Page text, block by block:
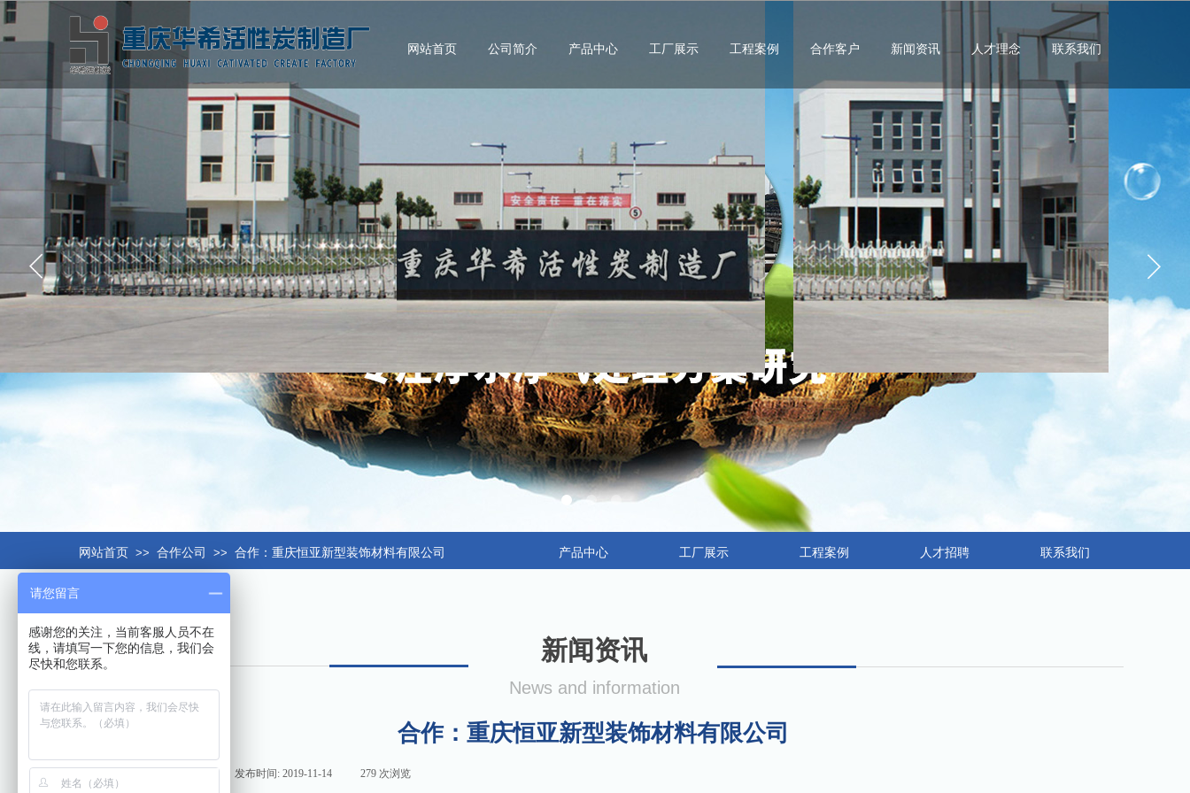
网站首页 公司简介 产品中心 工厂展示 工程案例 合作客户 新闻资讯 人才理念 联系我们
产品中心 工厂展示 工程案例 人才招聘 联系我们
网站首页 >> 合作公司 >> 合作：重庆恒亚新型装饰材料有限公司
新闻资讯
News and information
合作：重庆恒亚新型装饰材料有限公司
发布时间: 2019-11-14 279 次浏览
请您留言
感谢您的关注，当前客服人员不在
线，请填写一下您的信息，我们会
尽快和您联系。